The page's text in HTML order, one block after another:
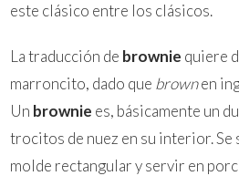
este clásico entre los clásicos.
La traducción de brownie quiere
marroncito, dado que brownen
Un brownie es, básicamente un
trocitos de nuez en su interior. Se
molde rectangular y servir en